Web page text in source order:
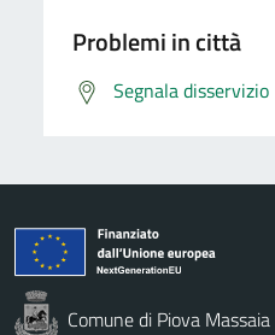
Problemi in città
Segnala disservizio
Comune di Piova Massaia